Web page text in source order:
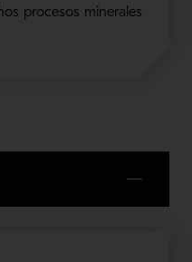
s procesos minerales